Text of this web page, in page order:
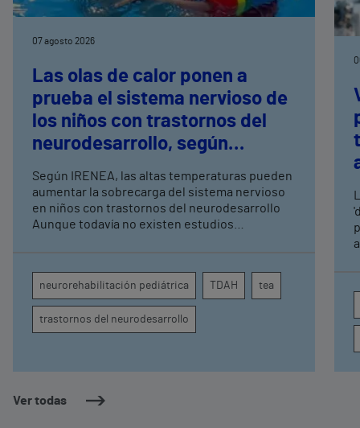
Ver todas
07 agosto 2026
Las olas de calor ponen a
prueba el sistema nervioso de
los niños con trastornos del
neurodesarrollo, según
neurorrehabilitación
pediátrica de Vithas
Según IRENEA, las altas temperaturas pueden
aumentar la sobrecarga del sistema nervioso
en niños con trastornos del neurodesarrollo
Aunque todavía no existen estudios
atención, la regulación emocional y la
conducta
neurorehabilitación pediátrica TDAH tea
trastornos del neurodesarrollo